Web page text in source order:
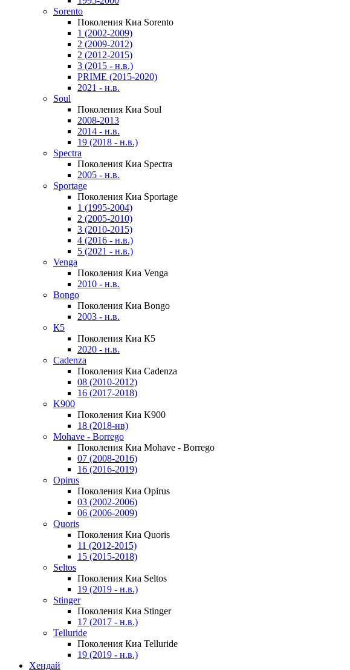
Sorento
Поколения Киа Sorento
1 (2002-2009)
2 (2009-2012)
2 (2012-2015)
3 (2015 - н.в.)
PRIME (2015-2020)
2021 - н.в.
Soul
Поколения Киа Soul
2008-2013
2014 - н.в.
19 (2018 - н.в.)
Spectra
Поколения Киа Spectra
2005 - н.в.
Sportage
Поколения Киа Sportage
1 (1995-2004)
2 (2005-2010)
3 (2010-2015)
4 (2016 - н.в.)
5 (2021 - н.в.)
Venga
Поколения Киа Venga
2010 - н.в.
Bongo
Поколения Киа Bongo
2003 - н.в.
К5
Поколения Киа К5
2020 - н.в.
Cadenza
Поколения Киа Cadenza
08 (2010-2012)
16 (2017-2018)
K900
Поколения Киа K900
18 (2018-нв)
Mohave - Borrego
Поколения Киа Mohave - Borrego
07 (2008-2016)
16 (2016-2019)
Opirus
Поколения Киа Opirus
03 (2002-2006)
06 (2006-2009)
Quoris
Поколения Киа Quoris
11 (2012-2015)
15 (2015-2018)
Seltos
Поколения Киа Seltos
19 (2019 - н.в.)
Stinger
Поколения Киа Stinger
17 (2017 - н.в.)
Telluride
Поколения Киа Telluride
19 (2019 - н.в.)
Хендай